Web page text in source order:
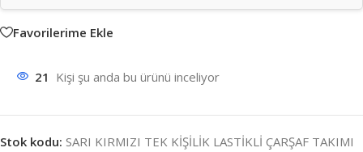
Favorilerime Ekle
21 Kişi şu anda bu ürünü inceliyor
Stok kodu: SARI KIRMIZI TEK KİŞİLİK LASTİKLİ ÇARŞAF TAKIMI